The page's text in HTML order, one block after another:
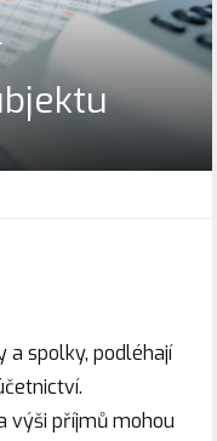
a spolky, podléhají
výši příjmů mohou